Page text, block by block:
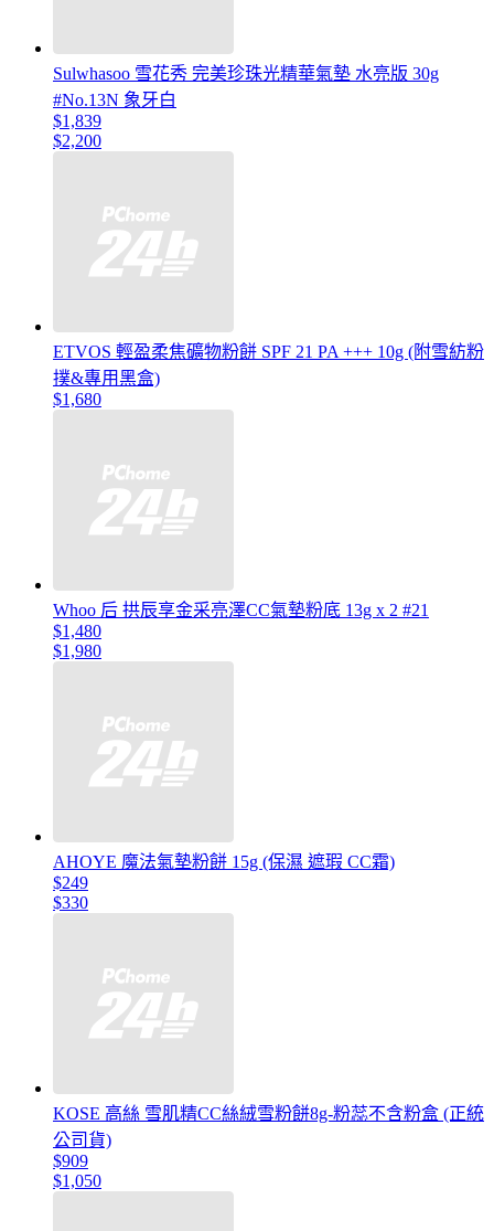
Sulwhasoo 雪花秀 完美珍珠光精華氣墊 水亮版 30g
#No.13N 象牙白
$1,839
$2,200
ETVOS 輕盈柔焦礦物粉餅 SPF 21 PA +++ 10g (附雪紡粉
撲&專用黑盒)
$1,680
Whoo 后 拱辰享金采亮澤CC氣墊粉底 13g x 2 #21
$1,480
$1,980
AHOYE 魔法氣墊粉餅 15g (保濕 遮瑕 CC霜)
$249
$330
KOSE 高絲 雪肌精CC絲絨雪粉餅8g-粉蕊不含粉盒 (正統
公司貨)
$909
$1,050